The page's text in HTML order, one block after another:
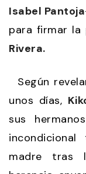
Isabel Pantoja
para firmar la
Rivera.
Según
unos días,
sus
madre tras